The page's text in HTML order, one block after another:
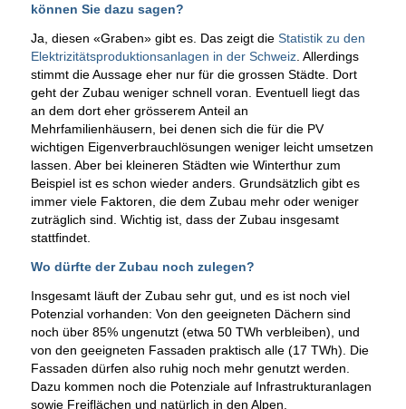
können Sie dazu sagen?
Ja, diesen «Graben» gibt es. Das zeigt die Statistik zu den
Elektrizitätsproduktionsanlagen in der Schweiz. Allerdings
stimmt die Aussage eher nur für die grossen Städte. Dort
geht der Zubau weniger schnell voran. Eventuell liegt das
an dem dort eher grösserem Anteil an
Mehrfamilienhäusern, bei denen sich die für die PV
wichtigen Eigenverbrauchlösungen weniger leicht umsetzen
lassen. Aber bei kleineren Städten wie Winterthur zum
Beispiel ist es schon wieder anders. Grundsätzlich gibt es
immer viele Faktoren, die dem Zubau mehr oder weniger
zuträglich sind. Wichtig ist, dass der Zubau insgesamt
stattfindet.
Wo dürfte der Zubau noch zulegen?
Insgesamt läuft der Zubau sehr gut, und es ist noch viel
Potenzial vorhanden: Von den geeigneten Dächern sind
noch über 85% ungenutzt (etwa 50 TWh verbleiben), und
von den geeigneten Fassaden praktisch alle (17 TWh). Die
Fassaden dürfen also ruhig noch mehr genutzt werden.
Dazu kommen noch die Potenziale auf Infrastrukturanlagen
sowie Freiflächen und natürlich in den Alpen.